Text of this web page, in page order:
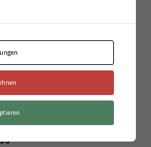
Abonnements gilt:
verfallen, wenn sie nicht rechtzeitig
übertragbar und verfallen nach Ablauf